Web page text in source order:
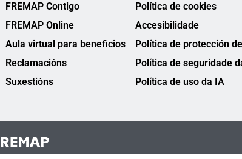
FREMAP Contigo
FREMAP Online
Aula virtual para beneficios
Reclamacións
Suxestións
Política de cookies
Accesibilidade
Política de protección
Política de seguridade
Política de uso da IA